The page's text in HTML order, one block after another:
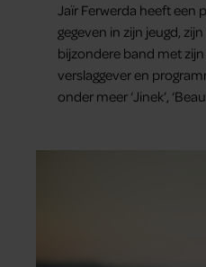
Jaïr Ferwerda heeft een
gegeven in zijn jeugd,
bijzondere band met
verslaggever en
onder meer ‘Jinek’,